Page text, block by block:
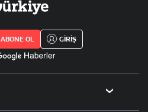
ABONE OL GİRİŞ